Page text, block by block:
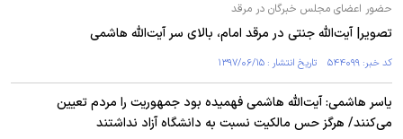
حضور اعضای مجلس خبرگان در مرقد
تصویر| آیت‌الله جنتی در مرقد امام، بالای سر آیت‌الله هاشمی
کد خبر: ۵۴۴۰۹۹ تاریخ انتشار : ۱۳۹۷/۰۶/۱۵
یاسر هاشمی: آیت‌الله هاشمی فهمیده بود جمهوریت را مردم تعیین
می‌کنند/ هرگز حس مالکیت نسبت به دانشگاه‌ آزاد نداشتند